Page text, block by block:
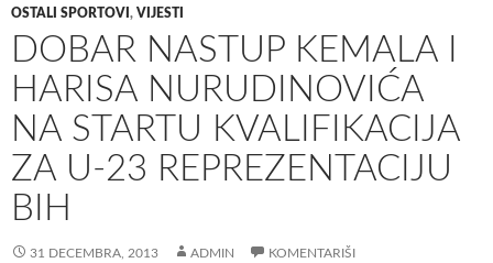
OSTALI SPORTOVI , VIJESTI
DOBAR NASTUP KEMALA I
HARISA NURUDINOVIĆA
NA STARTU KVALIFIKACIJA
ZA U-23 REPREZENTACIJU
BIH
31 DECEMBRA, 2013 ADMIN KOMENTARIŠI